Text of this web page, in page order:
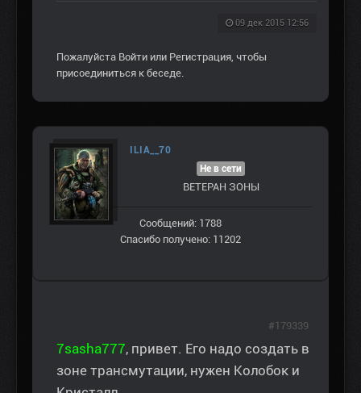
09 дек 2015 12:56
Пожалуйста Войти или Регистрация , чтобы
присоединиться к беседе.
ILIA__70
Не в сети
ВЕТЕРАН ЗOНЫ
Сообщений: 1788
Спасибо получено: 11202
7sasha777, привет. Его надо создать в
зоне трансмутации, нужен Колобок и
#179339